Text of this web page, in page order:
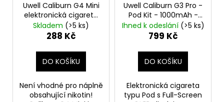
Uwell Caliburn G4 Mini
elektronická cigareta
1100mAh Bright Pink
Skladem (>5 ks)
288 Kč
DO KOŠÍKU
Není vhodné pro náplně
obsahující nikotin!
Uwell Caliburn G3 Pro -
Pod Kit - 1000mAh -
Frozen Green
Ihned k odeslání (>5 ks)
799 Kč
DO KOŠÍKU
Elektronická cigareta
typu Pod s Full-Screen